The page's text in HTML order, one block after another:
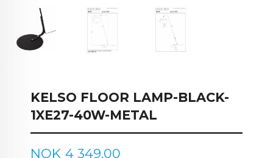
KELSO FLOOR LAMP-BLACK-
1XE27-40W-METAL
Pris
NOK 4 349,00